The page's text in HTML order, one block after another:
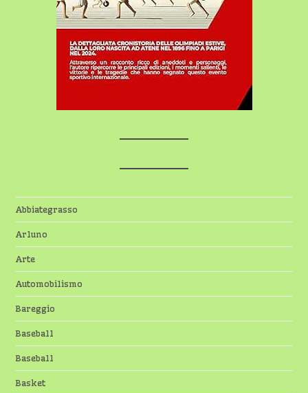
Abbiategrasso
Arluno
Arte
Automobilismo
Bareggio
Baseball
Baseball
Basket